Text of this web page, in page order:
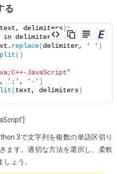
る
る
text, delimiters):
in delimiters:
replace(delimiter, ' ' )
()
JavaScript"
, ';' , '-' ]
(text, delimiters)
3で文字列を複数の単語区切り
ます。適切な方法を選択し、柔軟
ょう。